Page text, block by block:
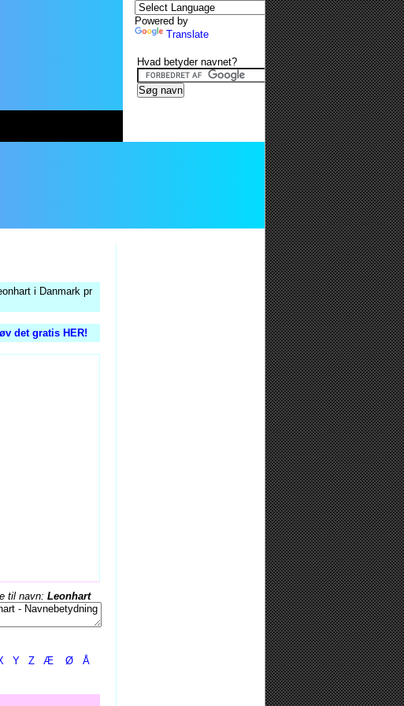
i Danmark pr
det gratis HER!
til navn: Leonhart
Y Z Æ Ø Å
Powered by
Translate
Hvad betyder navnet?